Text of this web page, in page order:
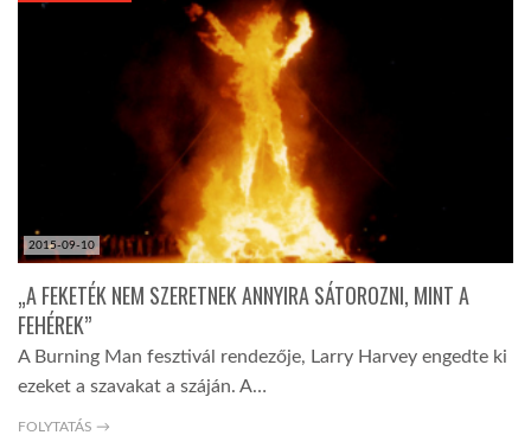
2015-09-10
„A FEKETÉK NEM SZERETNEK ANNYIRA SÁTOROZNI, MINT A
FEHÉREK”
A Burning Man fesztivál rendezője, Larry Harvey engedte ki
ezeket a szavakat a száján. A…
FOLYTATÁS →